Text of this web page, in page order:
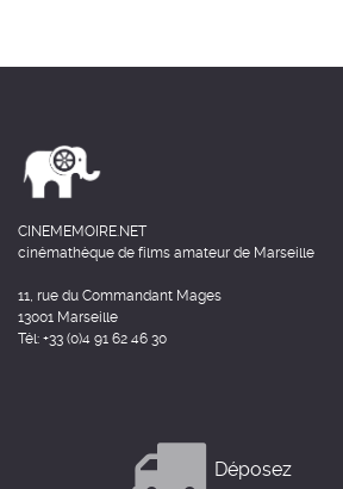
CINEMEMOIRE.NET
cinémathèque de films amateur de Marseille
11, rue du Commandant Mages
13001 Marseille
Tél: +33 (0)4 91 62 46 30
Déposez